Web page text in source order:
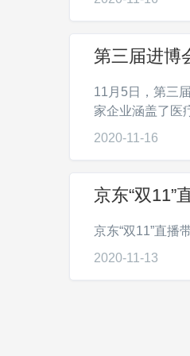
第三届进博
11月5日，第三
家企业涵盖了医
2020-11-16
京东“双11”
京东“双11”直播
2020-11-13